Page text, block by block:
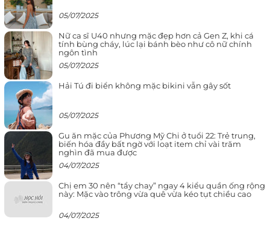
05/07/2025
Nữ ca sĩ U40 nhưng mặc đẹp hơn cả Gen Z, khi cá
tính bùng cháy, lúc lại bánh bèo như cô nữ chính
ngôn tình
05/07/2025
Hải Tú đi biển không mặc bikini vẫn gây sốt
05/07/2025
Gu ăn mặc của Phương Mỹ Chi ở tuổi 22: Trẻ trung,
biến hóa đầy bất ngờ với loạt item chỉ vài trăm
nghìn đã mua được
04/07/2025
Chị em 30 nên “tẩy chay” ngay 4 kiểu quần ống rộng
này: Mặc vào trông vừa quê vừa kéo tụt chiều cao
04/07/2025